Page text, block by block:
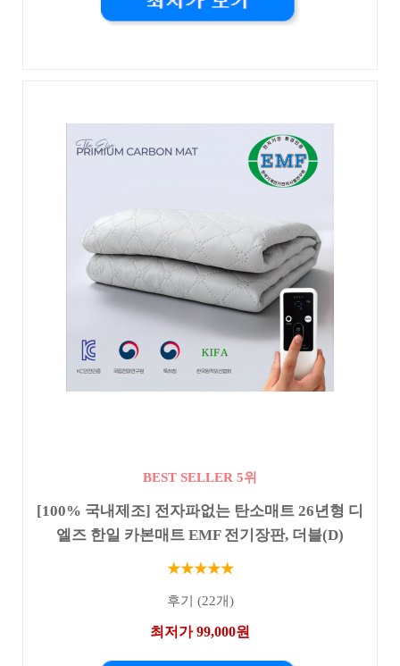
BEST SELLER 5위
[100% 국내제조] 전자파없는 탄소매트 26년형 디
엘즈 한일 카본매트 EMF 전기장판, 더블(D)
★★★★★
후기 (22개)
최저가 99,000원